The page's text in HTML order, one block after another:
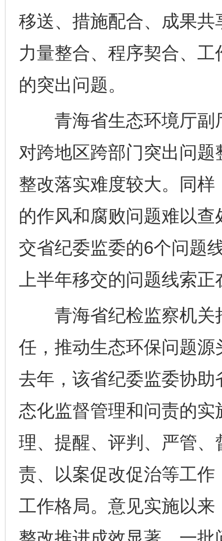
移送、措施配合、成果
力量整合、程序契合、
的突出问题。
青海省生态环境厅副
对跨地区跨部门突出问
整改落实难度较大。同
的作风和腐败问题难以
交省纪委监委的6个问题
上半年移交的问题线索
青海省纪检监察机关
任，推动生态环保问题
去年，该省纪委监委协
态化监督管理和问责的
理、提醒、评判、严管
责、以案促改促治等工
工作格局。意见实施以